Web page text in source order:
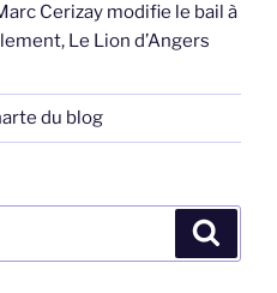
Cerizay modifie le bail à
Le Lion d’Angers
du blog